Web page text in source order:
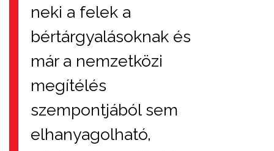
neki a felek a
bértárgyalásoknak és
már a nemzetközi
megítélés
szempontjából sem
elhanyagolható,